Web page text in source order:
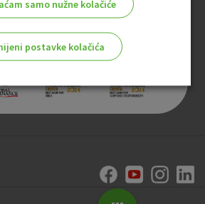
samo nužne kolačiće
postavke kolačića
Nužni kolačići